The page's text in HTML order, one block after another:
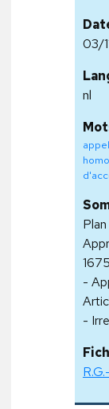
03/
nl
appel
-
-